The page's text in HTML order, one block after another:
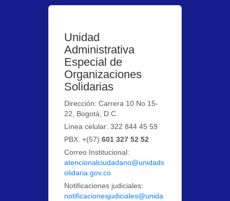
Unidad
Administrativa
Especial de
Organizaciones
Solidarias
Dirección: Carrera 10 No 15-
22, Bogotá, D.C.
Línea celular: 322 844 45 59
PBX: +(57)601 327 52 52
Correo Institucional:
atencionalciudadano@unidads
olidaria.gov.co
Notificaciones judiciales:
notificacionesjudiciales@unida